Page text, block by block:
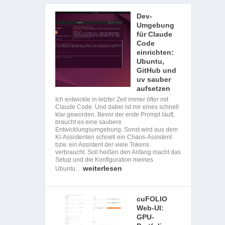
Dev-
Umgebung
für Claude
Code
einrichten:
Ubuntu,
GitHub und
uv sauber
aufsetzen
Ich entwickle in letzter Zeit immer öfter mit
Claude Code. Und dabei ist mir eines schnell
klar geworden. Bevor der erste Prompt läuft,
braucht es eine saubere
Entwicklungsumgebung. Sonst wird aus dem
KI-Assistenten schnell ein Chaos-Assistent
bzw. ein Assistent der viele Tokens
verbraucht. Soll heißen den Anfang macht das
Setup und die Konfiguration meines
Ubuntu…weiterlesen
cuFOLIO
Web-UI:
GPU-